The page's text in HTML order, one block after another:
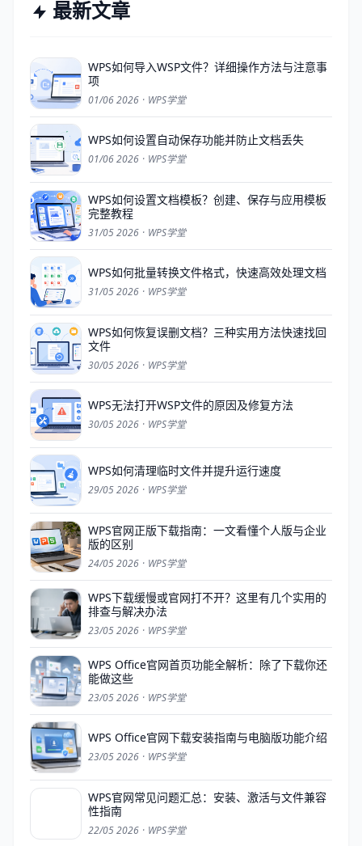
最新文章
WPS如何导入WSP文件？详细操作方法与注意事
项
01/06 2026 · WPS学堂
WPS如何设置自动保存功能并防止文档丢失
01/06 2026 · WPS学堂
WPS如何设置文档模板？创建、保存与应用模板
完整教程
31/05 2026 · WPS学堂
WPS如何批量转换文件格式，快速高效处理文档
31/05 2026 · WPS学堂
WPS如何恢复误删文档？三种实用方法快速找回
文件
30/05 2026 · WPS学堂
WPS无法打开WSP文件的原因及修复方法
30/05 2026 · WPS学堂
WPS如何清理临时文件并提升运行速度
29/05 2026 · WPS学堂
WPS官网正版下载指南：一文看懂个人版与企业
版的区别
24/05 2026 · WPS学堂
WPS下载缓慢或官网打不开？这里有几个实用的
排查与解决办法
23/05 2026 · WPS学堂
WPS Office官网首页功能全解析：除了下载你还
能做这些
23/05 2026 · WPS学堂
WPS Office官网下载安装指南与电脑版功能介绍
23/05 2026 · WPS学堂
WPS官网常见问题汇总：安装、激活与文件兼容
性指南
22/05 2026 · WPS学堂